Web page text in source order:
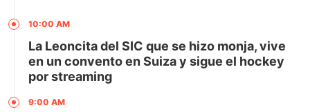
10:00 AM
La Leoncita del SIC que se hizo monja, vive
en un convento en Suiza y sigue el hockey
por streaming
9:00 AM